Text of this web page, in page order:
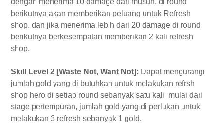
dengan menerima 10 damage dari musuh, di round
berikutnya akan memberikan peluang untuk Refresh
shop. dan jika menerima lebih dari 20 damage di round
berikutnya berkesempatan memberikan 2 kali refresh
shop.
Skill Level 2 [Waste Not, Want Not]: Dapat mengurangi
jumlah gold yang di butuhkan untuk melakukan refrsh
shop hero di setiap round sebanyak satu kali mulai dari
stage pertempuran, jumlah gold yang di perlukan untuk
melakukan 3 refresh sebanyak 1 gold.